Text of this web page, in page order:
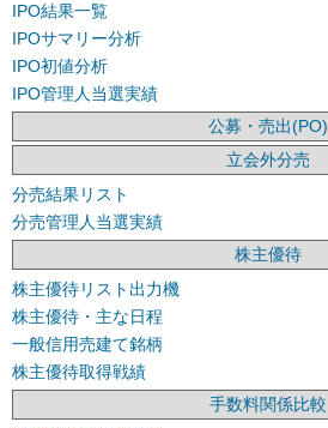
IPO結果一覧
IPOサマリー分析
IPO初値分析
IPO管理人当選実績
公募・売出(PO)
立会外分売
分売結果リスト
分売管理人当選実績
株主優待
株主優待リスト出力機
株主優待・主な日程
一般信用売建て銘柄
株主優待取得戦績
手数料関係比較